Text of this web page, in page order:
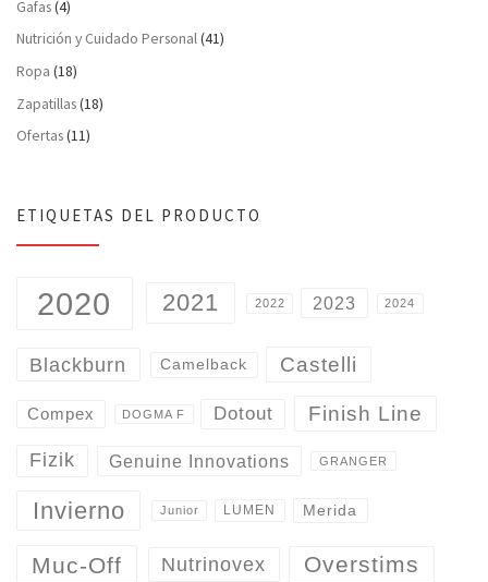
Gafas(4)
Nutrición y Cuidado Personal(41)
Ropa (18)
Zapatillas(18)
Ofertas(11)
ETIQUETAS DEL PRODUCTO
2020 2021 2022 2023 2024
Blackburn Camelback Castelli
Compex DOGMA F Dotout Finish Line
Fizik Genuine Innovations GRANGER
Invierno Junior LUMEN Merida
Muc-Off Nutrinovex Overstims